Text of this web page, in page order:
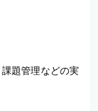
題管理などの実